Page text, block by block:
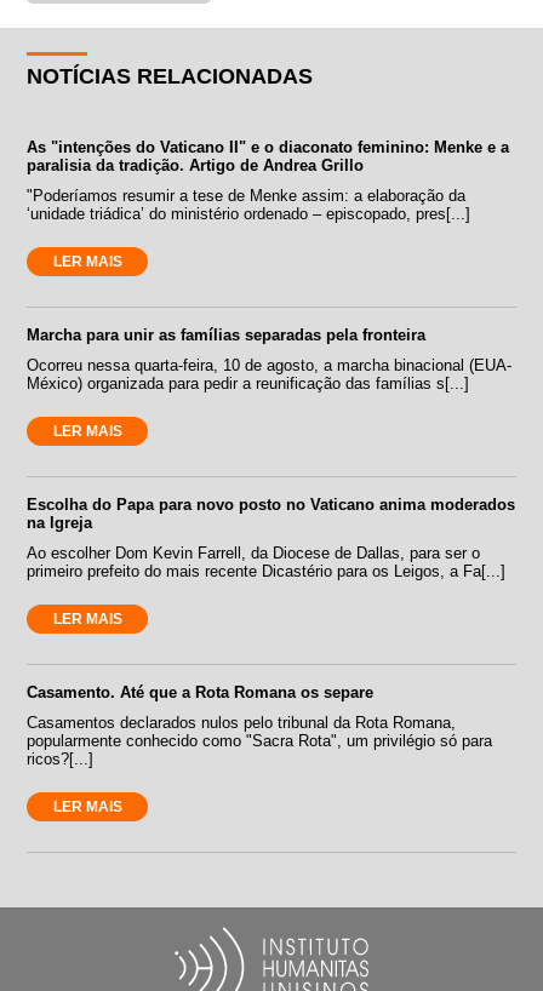
NOTÍCIAS RELACIONADAS
As "intenções do Vaticano II" e o diaconato feminino: Menke e a
paralisia da tradição. Artigo de Andrea Grillo
"Poderíamos resumir a tese de Menke assim: a elaboração da
‘unidade triádica’ do ministério ordenado – episcopado, pres[...]
LER MAIS
Marcha para unir as famílias separadas pela fronteira
Ocorreu nessa quarta-feira, 10 de agosto, a marcha binacional (EUA-
México) organizada para pedir a reunificação das famílias s[...]
LER MAIS
Escolha do Papa para novo posto no Vaticano anima moderados
na Igreja
Ao escolher Dom Kevin Farrell, da Diocese de Dallas, para ser o
primeiro prefeito do mais recente Dicastério para os Leigos, a Fa[...]
LER MAIS
Casamento. Até que a Rota Romana os separe
Casamentos declarados nulos pelo tribunal da Rota Romana,
popularmente conhecido como "Sacra Rota", um privilégio só para
ricos?[...]
LER MAIS